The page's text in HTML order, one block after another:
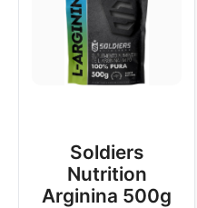
Soldiers
Nutrition
Arginina 500g